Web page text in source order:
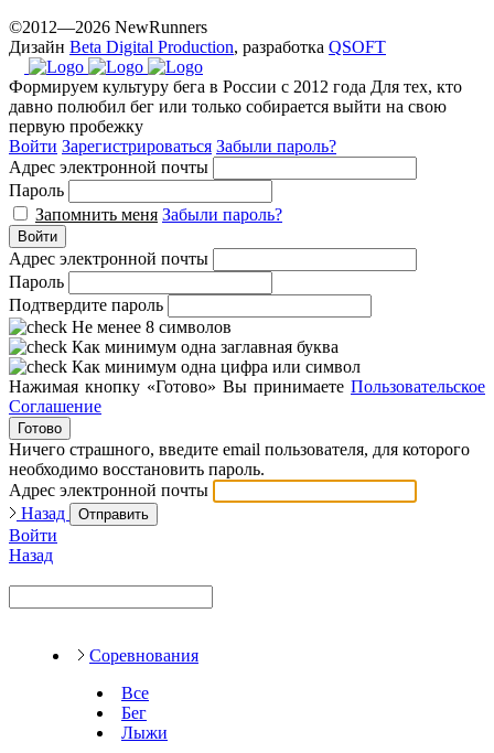
©2012—2026 NewRunners
Дизайн Beta Digital Production, разработка QSOFT
Формируем культуру бега в России с 2012 года Для тех, кто
давно полюбил бег или только собирается выйти на свою
первую пробежку
Войти Зарегистрироваться Забыли пароль?
Адрес электронной почты
Пароль
Запомнить меня Забыли пароль?
Войти
Адрес электронной почты
Пароль
Подтвердите пароль
Не менее 8 символов
Как минимум одна заглавная буква
Как минимум одна цифра или символ
Нажимая кнопку «Готово» Вы принимаете Пользовательское
Соглашение
Готово
Ничего страшного, введите email пользователя, для которого
необходимо восстановить пароль.
Адрес электронной почты
Назад
Отправить
Войти
Назад
Соревнования
Все
Бег
Лыжи